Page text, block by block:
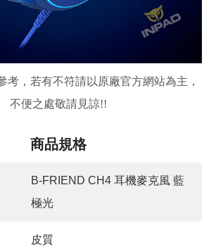
考，若有不符請以原廠官方網站為主，
不便之處敬請見諒!!
商品規格
B-FRIEND CH4 耳機麥克風 藍
極光
皮質